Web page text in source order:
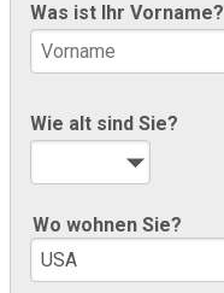
Was ist Ihr Vorname?
Wie alt sind Sie?
Wo wohnen Sie?